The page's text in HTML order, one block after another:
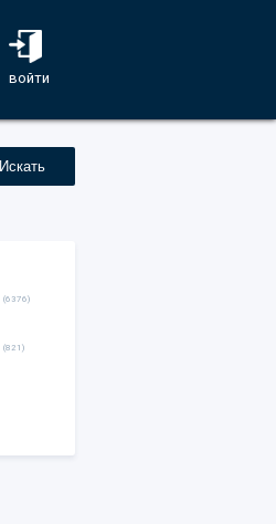
войти
Искать
(6376)
(821)